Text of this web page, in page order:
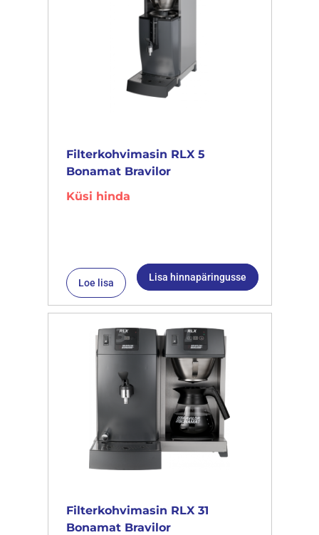
Filterkohvimasin RLX 5
Bonamat Bravilor
Küsi hinda
Loe lisa Lisa hinnapäringusse
Filterkohvimasin RLX 31
Bonamat Bravilor